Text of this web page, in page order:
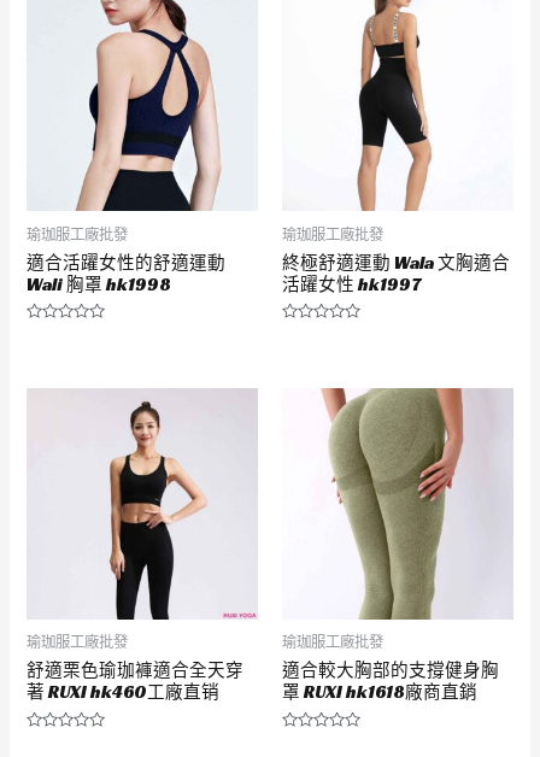
瑜珈服工廠批發
適合活躍女性的舒適運動
Wali 胸罩 hk1998
分
瑜珈服工廠批發
終極舒適運動 Wala 文胸適合
活躍女性 hk1997
瑜珈服工廠批發
舒適栗色瑜珈褲適合全天穿
著 RUXI hk460工廠直销
瑜珈服工廠批發
適合較大胸部的支撐健身胸
罩 RUXI hk1618廠商直銷